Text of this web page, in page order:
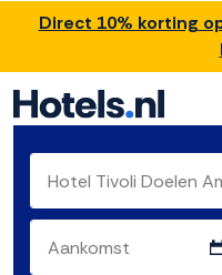
Direct 10% korting